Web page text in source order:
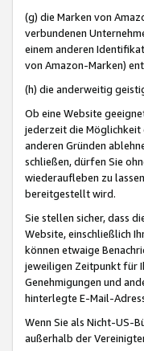
(g) die Marken von
verbundenen
einem anderen
von Amazon-Marken)
(h) die anderweitig
Ob eine Website
jederzeit die Möglichkeit
anderen Gründen
schließen, dürfen Sie
wiederaufleben zu
bereitgestellt wird.
Sie stellen sicher, dass
Website, einschließlich
können etwaige
jeweiligen Zeitpunkt für
Genehmigungen und
hinterlegte E-Mail-
Wenn Sie als Nicht-US-
außerhalb der